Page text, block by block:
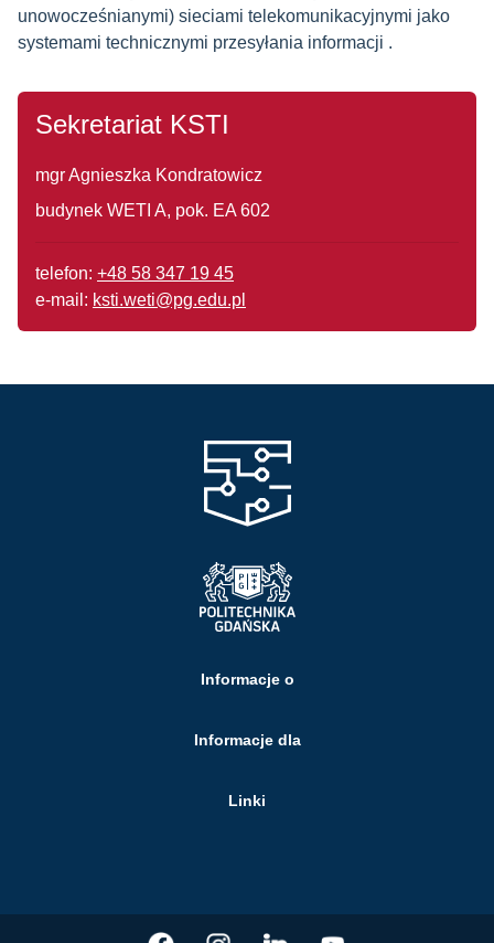
unowocześnianymi) sieciami telekomunikacyjnymi jako
systemami technicznymi przesyłania informacji .
Sekretariat KSTI
mgr Agnieszka Kondratowicz
budynek WETI A, pok. EA 602
telefon: +48 58 347 19 45
e-mail: ksti.weti@pg.edu.pl
Informacje o
Informacje dla
Linki